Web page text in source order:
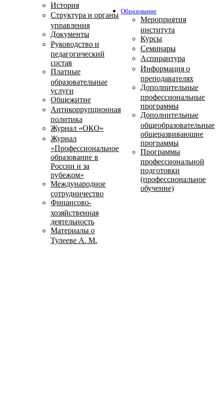
История
Структура и органы
управления
Документы
Руководство и
педагогический
состав
Платные
образовательные
услуги
Общежитие
Антикоррупционная
политика
Журнал «ОКО»
Журнал
«Профессиональное
образование в
России и за
рубежом»
Международное
сотрудничество
Финансово-
хозяйственная
деятельность
Материалы о
Тулееве А. М.
Образование
Мероприятия
института
Курсы
Семинары
Аспирантура
Информация о
преподавателях
Дополнительные
профессиональные
программы
Дополнительные
общеобразовательные
общеразвивающие
программы
Программы
профессиональной
подготовки
(профессиональное
обучение)